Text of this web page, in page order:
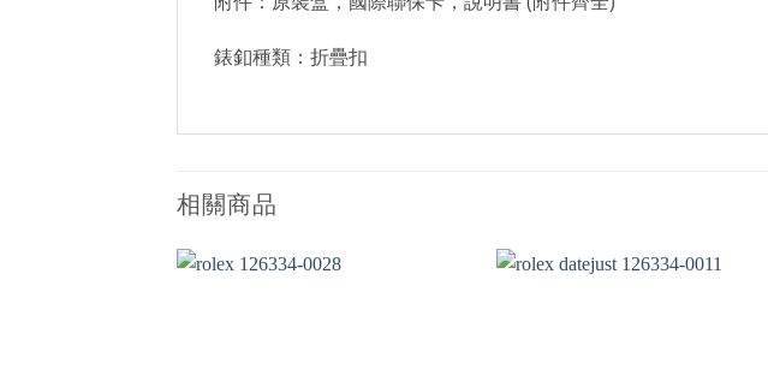
錶釦種類：折疊扣
相關商品